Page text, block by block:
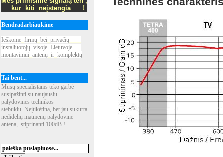
kur kiti neįstengia !
Bendradarbiaukime
Ieškome firmų bei privačių
instaliuotojų visoje Lietuvoje
montavimui antenų ir komplektų
Tai bent...
Mūsų specialistams teko garbė
susipažinti su naujausiu
palydovinės technikos
stebuklu. Neįtikėtina, bet jau sukurta
nedidelių matmenų palydovinė
antena, stiprinanti 100dB !